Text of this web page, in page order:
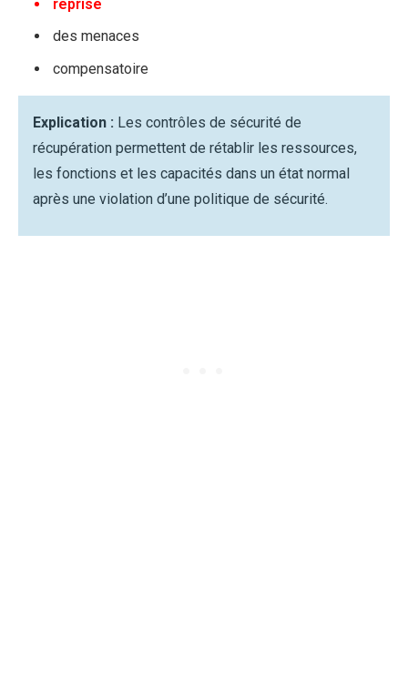
reprise
des menaces
compensatoire
Explication : Les contrôles de sécurité de
récupération permettent de rétablir les ressources,
les fonctions et les capacités dans un état normal
après une violation d’une politique de sécurité.